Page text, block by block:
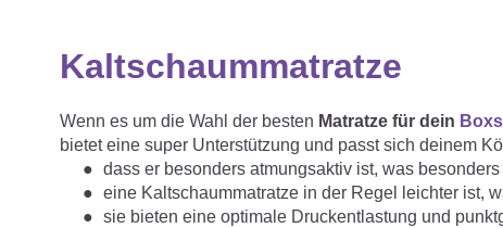
Kaltschaummatratze
Wenn es um die Wahl der besten Matratze für dein
bietet eine super Unterstützung und passt sich deinem
dass er besonders atmungsaktiv ist, was
eine Kaltschaummatratze in der Regel leichter ist,
sie bieten eine optimale Druckentlastung und